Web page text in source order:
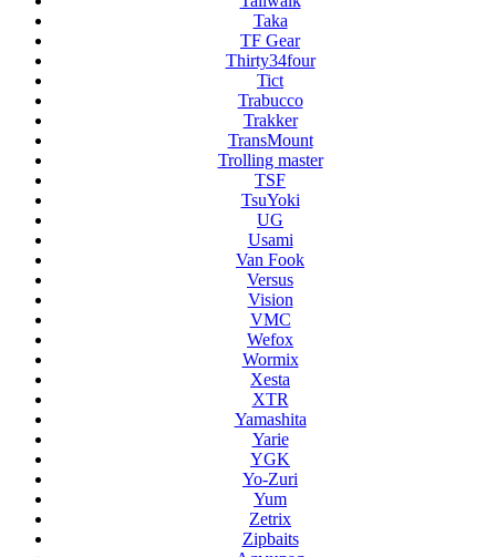
Taka
TF Gear
Thirty34four
Tict
Trabucco
Trakker
TransMount
Trolling master
TSF
TsuYoki
UG
Usami
Van Fook
Versus
Vision
VMC
Wefox
Wormix
Xesta
XTR
Yamashita
Yarie
YGK
Yo-Zuri
Yum
Zetrix
Zipbaits